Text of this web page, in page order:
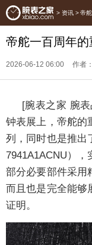
> 资讯 > 帝舵
帝舵一百周年
2026-06-12 06:00 作者
[腕表之家 腕表
钟表展上，帝舵的
列，同时也是推出
7941A1ACNU）
部分必要部件采用
而且也是完全能够
证明。